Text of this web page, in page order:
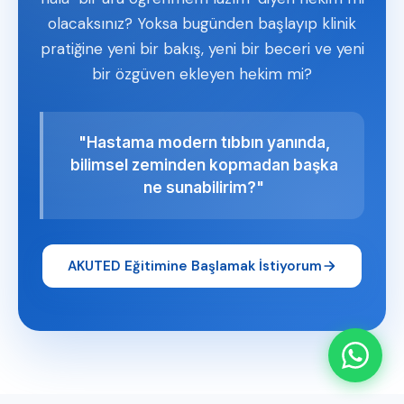
olacaksınız? Yoksa bugünden başlayıp klinik
pratiğine yeni bir bakış, yeni bir beceri ve yeni
bir özgüven ekleyen hekim mi?
"Hastama modern tıbbın yanında,
bilimsel zeminden kopmadan başka
ne sunabilirim?"
AKUTED Eğitimine Başlamak İstiyorum